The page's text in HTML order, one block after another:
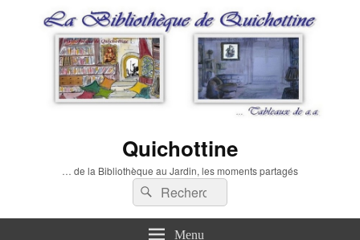
Quichottine
… de la Bibliothèque au Jardin, les moments partagés
Recherche :
Rechercher
Menu